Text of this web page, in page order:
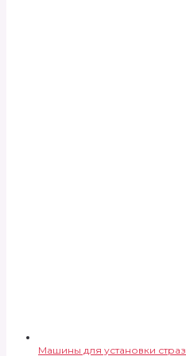
Машины для установки страз